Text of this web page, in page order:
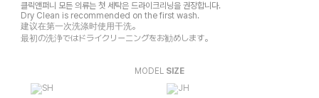
클릭앤퍼니 모든 의류는 첫 세탁은 드라이크리닝을 권장합니다.
Dry Clean is recommended on the first wash.
建议在第一次洗涤时使用干洗。
最初の洗浄ではドライクリーニングをお勧めします。
MODEL SIZE